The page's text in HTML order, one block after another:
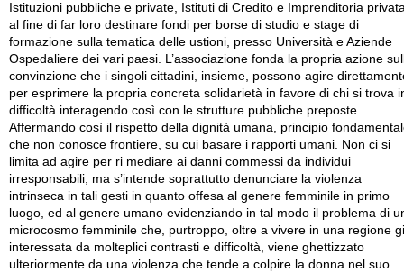
Istituzioni pubbliche e private, Istituti di Credito e Imprenditoria
al fine di far loro destinare fondi per borse di studio e stage di
formazione sulla tematica delle ustioni, presso Università e Aziende
Ospedaliere dei vari paesi. L’associazione fonda la propria azione
convinzione che i singoli cittadini, insieme, possono agire
per esprimere la propria concreta solidarietà in favore di chi si trova
difficoltà interagendo così con le strutture pubbliche preposte.
Affermando così il rispetto della dignità umana, principio
che non conosce frontiere, su cui basare i rapporti umani. Non ci si
limita ad agire per ri mediare ai danni commessi da individui
irresponsabili, ma s’intende soprattutto denunciare la violenza
intrinseca in tali gesti in quanto offesa al genere femminile in primo
luogo, ed al genere umano evidenziando in tal modo il problema di
microcosmo femminile che, purtroppo, oltre a vivere in una regione
interessata da molteplici contrasti e difficoltà, viene ghettizzato
ulteriormente da una violenza che tende a colpire la donna nel suo